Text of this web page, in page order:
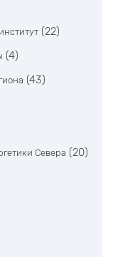
(22)
(4)
(43)
Севера (20)